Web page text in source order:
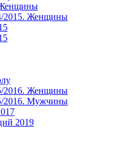
2015. Женщины
2016. Женщины
2016. Мужчины
2019